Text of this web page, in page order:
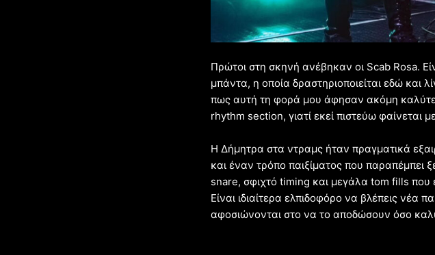
Πρώτοι στη σκηνή ανέβηκαν οι Scab Rosa.
μπάντα, η οποία δραστηριοποιείται εδώ
πως αυτή τη φορά μου άφησαν ακόμη
rhythm section, γιατί εκεί πιστεύω φαίνεται
Η Δήμητρα στα ντραμς ήταν πραγματικά
και έναν τρόπο παιξίματος που
snare, σφιχτό timing και μεγάλα tom fills που
Είναι ιδιαίτερα ελπιδοφόρο να βλέπεις νέα
αφοσιώνονται στο να το αποδώσουν όσο